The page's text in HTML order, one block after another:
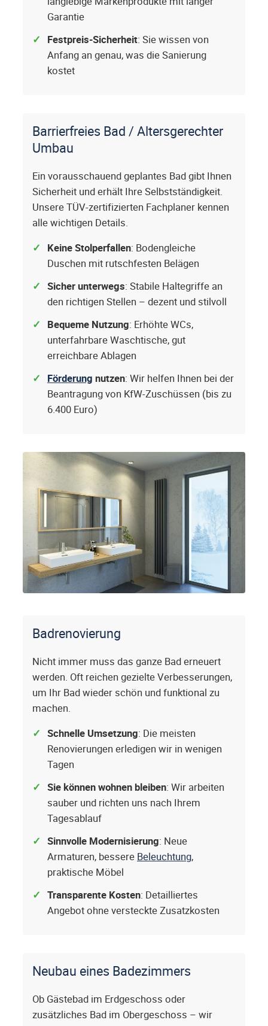
Garantie
Festpreis-Sicherheit: Sie wissen von
Anfang an genau, was die Sanierung
kostet
Barrierfreies Bad / Altersgerechter
Umbau
Ein vorausschauend geplantes Bad gibt Ihnen
Sicherheit und erhält Ihre Selbstständigkeit.
Unsere TÜV-zertifizierten Fachplaner kennen
alle wichtigen Details.
Keine Stolperfallen: Bodengleiche
Duschen mit rutschfesten Belägen
Sicher unterwegs: Stabile Haltegriffe an
den richtigen Stellen – dezent und stilvoll
Bequeme Nutzung: Erhöhte WCs,
unterfahrbare Waschtische, gut
erreichbare Ablagen
Förderung nutzen: Wir helfen Ihnen bei der
Beantragung von KfW-Zuschüssen (bis zu
6.400 Euro)
Badrenovierung
Nicht immer muss das ganze Bad erneuert
werden. Oft reichen gezielte Verbesserungen,
um Ihr Bad wieder schön und funktional zu
machen.
Schnelle Umsetzung: Die meisten
Renovierungen erledigen wir in wenigen
Tagen
Sie können wohnen bleiben: Wir arbeiten
sauber und richten uns nach Ihrem
Tagesablauf
Sinnvolle Modernisierung: Neue
Armaturen, bessere Beleuchtung,
praktische Möbel
Transparente Kosten: Detailliertes
Angebot ohne versteckte Zusatzkosten
Neubau eines Badezimmers
Ob Gästebad im Erdgeschoss oder
zusätzliches Bad im Obergeschoss – wir